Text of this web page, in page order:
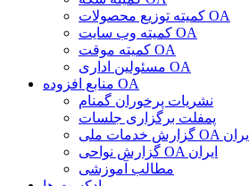
کمیته توزیع محصولات OA
کمیته وب سایت OA
کمیته موقت OA
مسئولین اداری OA
منابع افزوده OA
نشریات پرخوران گمنام
پمفلت برگزاری جلسات
گزارش خدمات ملی OA ایران
گزارش نواحی OA ایران
مطالب آموزشی